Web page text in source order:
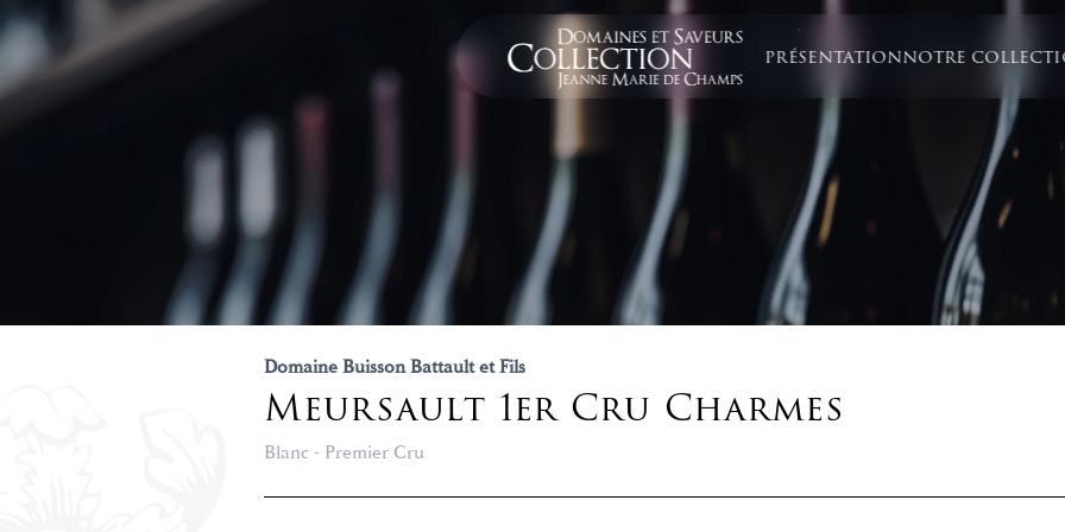
PRÉSENTATIONNOTRE
Domaine Buisson Battault et Fils
Meursault 1er Cru Charmes
Blanc - Premier Cru